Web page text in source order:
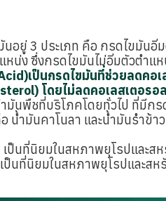
อยู่ 3 ประเภท คือ กรดไขมันอิ่
หน่ง ซึ่งกรดไขมันไม่อิ่มตัวตำแ
เป็นกรดไขมันที่ช่วยลดคอเ
โดยไม่ลดคอเลสเตอรอ
มันพืชที่บริโภคโดยทั่วไป ที่มีกร
น้ำมันคาโนลา และน้ำมันรำข้าว
ป็นที่นิยมในสหภาพยุโรปและส
นที่นิยมในสหภาพยุโรปและสห